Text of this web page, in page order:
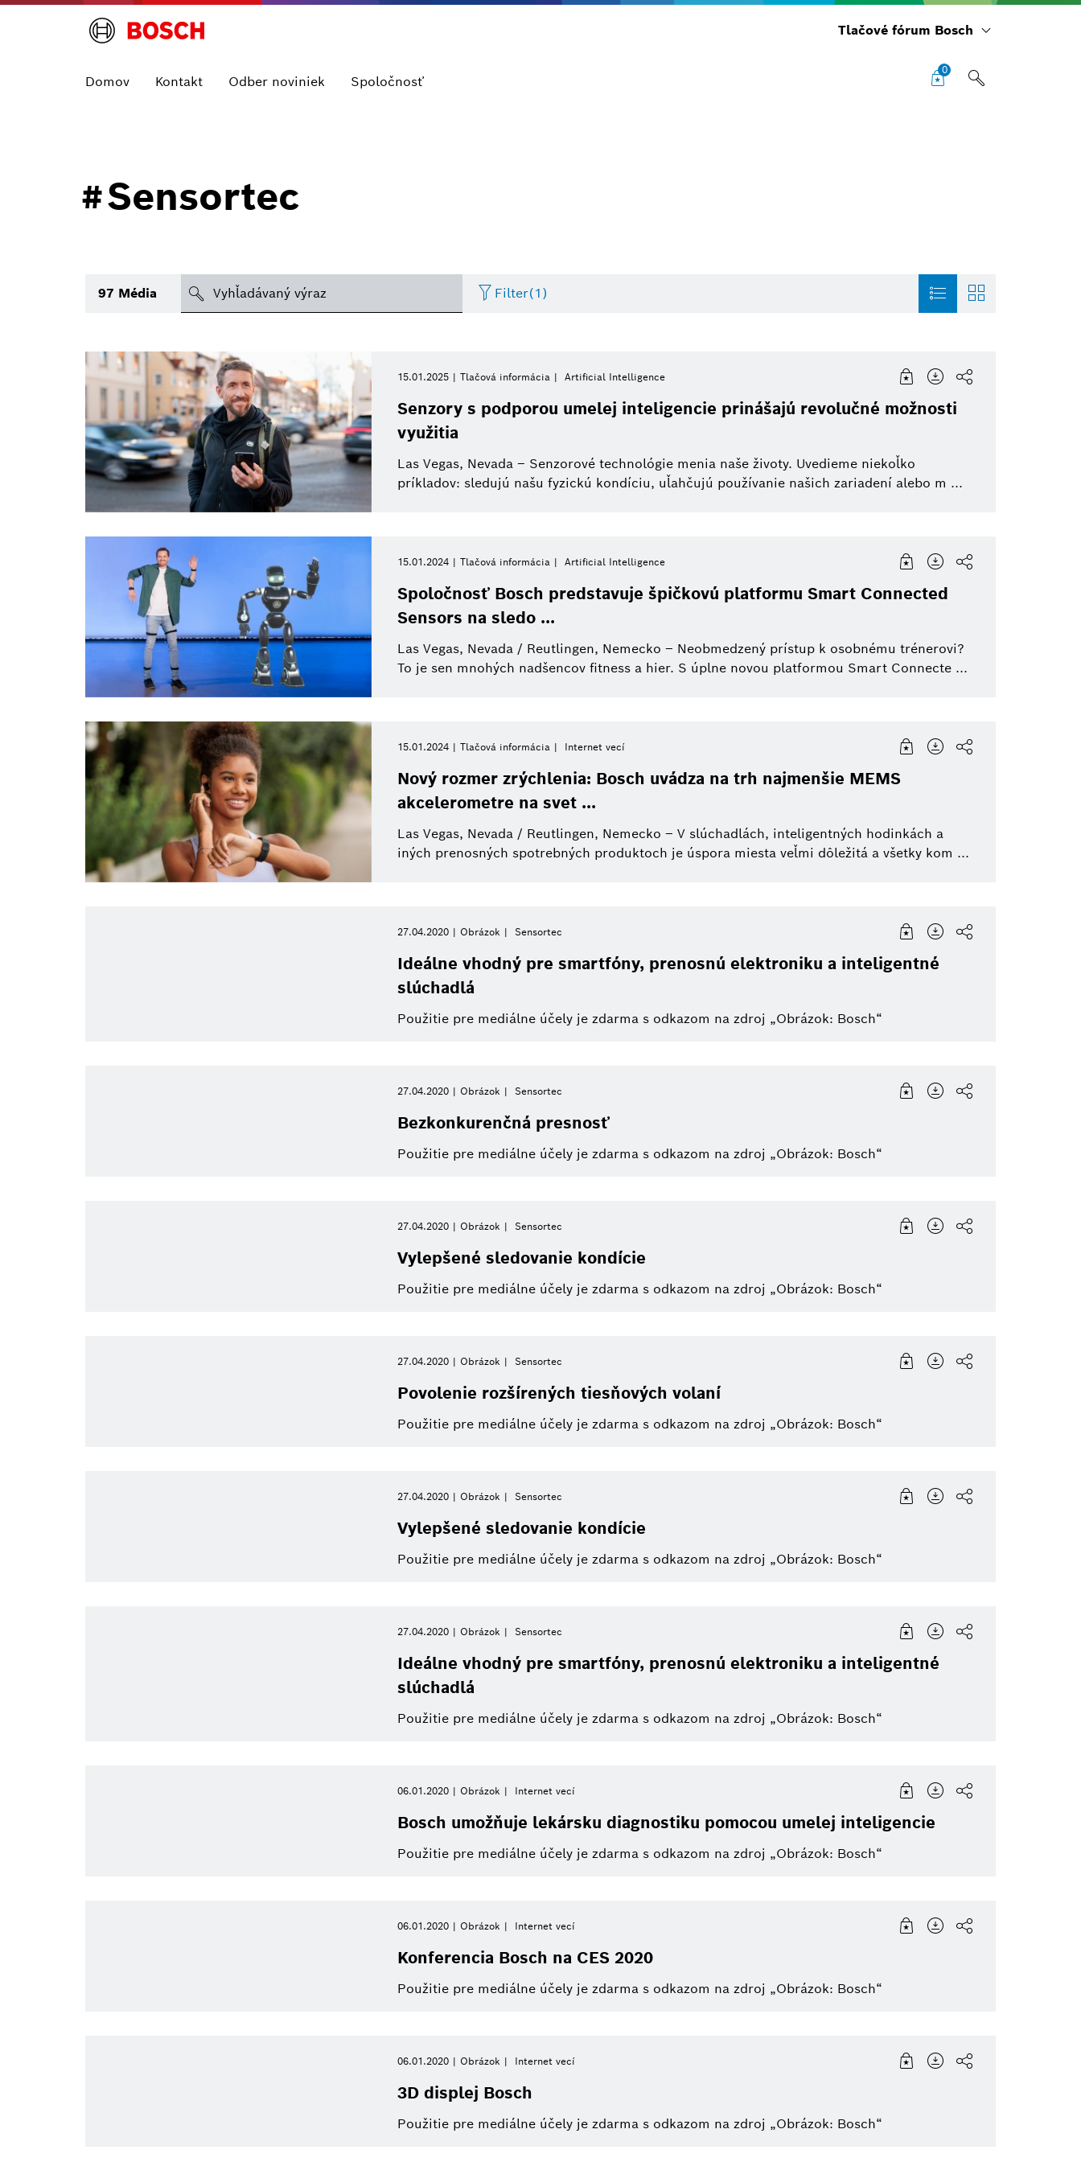
Tlačové fórum Bosch
Domov Kontakt Odber noviniek Spoločnosť
0
#Sensortec
97 Média search Filter(1)
Téma
Oblasť(1)
Obdobie
Druh tlačovej informácie
Elektrické náradie Commercial vehicles
Artificial Intelligence Powertrain systems Jednostopové vozidlá
Business/economy Working at Bosch Elektrifikovaná mobilita
Výskum
Udržateľnosť Inteligentná domácnosť Prepojená mobilita
Automatizovaná mobilita
Building Technologies
Bosch eBike Systems Venture Capital eBike Systems
Sensortec Automotive Aftermarket Elektrické náradie
Prosím vyberte
Tento týždeň
Tento štvrťrok
Tento rok
Referát Tisková akce Pozvánka
Press Kit Tlačová informácia
Zavrieť filtre
Sensortec Vymazať všetky filtre
15.01.2025 Tlačová informácia Artificial Intelligence
Senzory s podporou umelej inteligencie prinášajú revolučné možnosti
využitia
Las Vegas, Nevada – Senzorové technológie menia naše životy. Uvedieme niekoľko
príkladov: sledujú našu fyzickú kondíciu, uľahčujú používanie našich zariadení alebo m ...
15.01.2024 Tlačová informácia Artificial Intelligence
Spoločnosť Bosch predstavuje špičkovú platformu Smart Connected
Sensors na sledo ...
Las Vegas, Nevada / Reutlingen, Nemecko – Neobmedzený prístup k osobnému trénerovi?
To je sen mnohých nadšencov fitness a hier. S úplne novou platformou Smart Connecte ...
15.01.2024 Tlačová informácia Internet vecí
Nový rozmer zrýchlenia: Bosch uvádza na trh najmenšie MEMS
akcelerometre na svet ...
Las Vegas, Nevada / Reutlingen, Nemecko – V slúchadlách, inteligentných hodinkách a
iných prenosných spotrebných produktoch je úspora miesta veľmi dôležitá a všetky kom ...
27.04.2020 Obrázok Sensortec
Ideálne vhodný pre smartfóny, prenosnú elektroniku a inteligentné
slúchadlá
Použitie pre mediálne účely je zdarma s odkazom na zdroj „Obrázok: Bosch“
27.04.2020 Obrázok Sensortec
Bezkonkurenčná presnosť
Použitie pre mediálne účely je zdarma s odkazom na zdroj „Obrázok: Bosch“
27.04.2020 Obrázok Sensortec
Vylepšené sledovanie kondície
Použitie pre mediálne účely je zdarma s odkazom na zdroj „Obrázok: Bosch“
27.04.2020 Obrázok Sensortec
Povolenie rozšírených tiesňových volaní
Použitie pre mediálne účely je zdarma s odkazom na zdroj „Obrázok: Bosch“
27.04.2020 Obrázok Sensortec
Vylepšené sledovanie kondície
Použitie pre mediálne účely je zdarma s odkazom na zdroj „Obrázok: Bosch“
27.04.2020 Obrázok Sensortec
Ideálne vhodný pre smartfóny, prenosnú elektroniku a inteligentné
slúchadlá
Použitie pre mediálne účely je zdarma s odkazom na zdroj „Obrázok: Bosch“
06.01.2020 Obrázok Internet vecí
Bosch umožňuje lekársku diagnostiku pomocou umelej inteligencie
Použitie pre mediálne účely je zdarma s odkazom na zdroj „Obrázok: Bosch“
06.01.2020 Obrázok Internet vecí
Konferencia Bosch na CES 2020
Použitie pre mediálne účely je zdarma s odkazom na zdroj „Obrázok: Bosch“
06.01.2020 Obrázok Internet vecí
3D displej Bosch
Použitie pre mediálne účely je zdarma s odkazom na zdroj „Obrázok: Bosch“